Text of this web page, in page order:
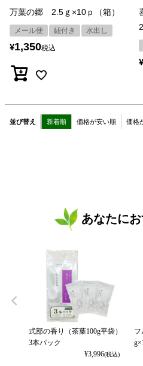
万葉の郷 2.5ｇ×10ｐ（箱）
メール便 紐付き 水出し
¥1,350税込
¥
並び替え 新着順 価格が安い順 価格
あなたに
式部の香り（茶葉100g平袋）
3本パック
¥3,996(税込)